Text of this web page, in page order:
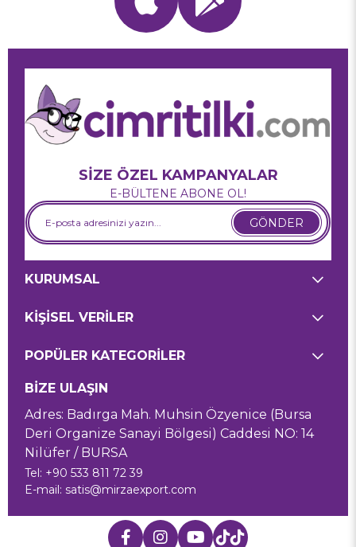
SİZE ÖZEL KAMPANYALAR
E-BÜLTENE ABONE OL!
GÖNDER
KURUMSAL
KİŞİSEL VERİLER
POPÜLER KATEGORİLER
BİZE ULAŞIN
Adres: Badırga Mah. Muhsin Özyenice (Bursa
Deri Organize Sanayi Bölgesi) Caddesi NO: 14
Nilüfer / BURSA
Tel: +90 533 811 72 39
E-mail: satis@mirzaexport.com